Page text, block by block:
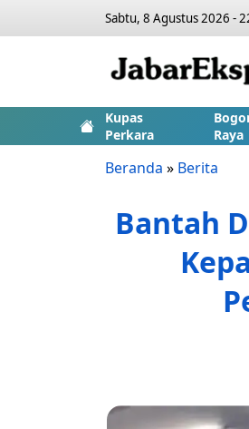
Sabtu, 8 Agustus 2026 -
Kupas
Perkara
Raya
Beranda » Berita
Bantah